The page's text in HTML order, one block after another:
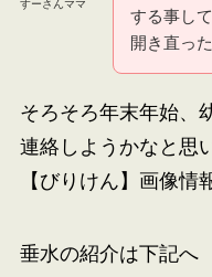
すーさんママ
する事し
開き直っ
そろそろ年末年始、
連絡しようかなと思
【びりけん】画像情
垂水の紹介は下記へ